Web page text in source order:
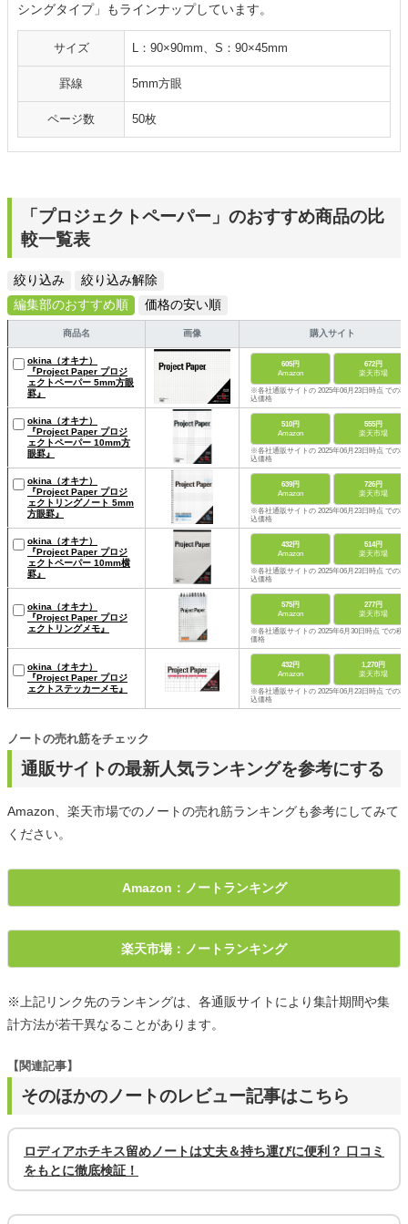
シングタイプ」もラインナップしています。
サイズ L：90×90mm、S：90×45mm
罫線 5mm方眼
ページ数 50枚
「プロジェクトペーパー」のおすすめ商品の比
較一覧表
絞り込み
絞り込み解除
編集部のおすすめ順
価格の安い順
商品名 画像 購入サイト
okina（オキナ）
『Project Paper プロジ
ェクトペーパー 5mm方眼
罫』
605円
Amazon
672円
楽天市場
※各社通販サイトの 2025年06月23日時点 での税
込価格
okina（オキナ）
『Project Paper プロジ
ェクトペーパー 10mm方
眼罫』
510円
Amazon
555円
楽天市場
※各社通販サイトの 2025年06月23日時点 での税
込価格
okina（オキナ）
『Project Paper プロジ
ェクトリングノート 5mm
方眼罫』
639円
Amazon
726円
楽天市場
※各社通販サイトの 2025年06月23日時点 での税
込価格
okina（オキナ）
『Project Paper プロジ
ェクトペーパー 10mm横
罫』
432円
Amazon
514円
楽天市場
※各社通販サイトの 2025年06月23日時点 での税
込価格
okina（オキナ）
『Project Paper プロジ
ェクトリングメモ』
575円
Amazon
277円
楽天市場
※各社通販サイトの 2025年6月30日時点 での税
価格
okina（オキナ）
『Project Paper プロジ
ェクトステッカーメモ』
432円
Amazon
1,270円
楽天市場
※各社通販サイトの 2025年06月23日時点 での税
込価格
通販サイトの最新人気ランキングを参考にする
ノートの売れ筋をチェック
Amazon、楽天市場でのノートの売れ筋ランキングも参考にしてみて
ください。
Amazon：ノートランキング
楽天市場：ノートランキング
※上記リンク先のランキングは、各通販サイトにより集計期間や集
計方法が若干異なることがあります。
そのほかのノートのレビュー記事はこちら
【関連記事】
ロディアホチキス留めノートは丈夫＆持ち運びに便利？ 口コミ
をもとに徹底検証！